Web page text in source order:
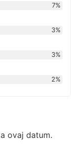
7%
3%
3%
2%
ovaj datum.